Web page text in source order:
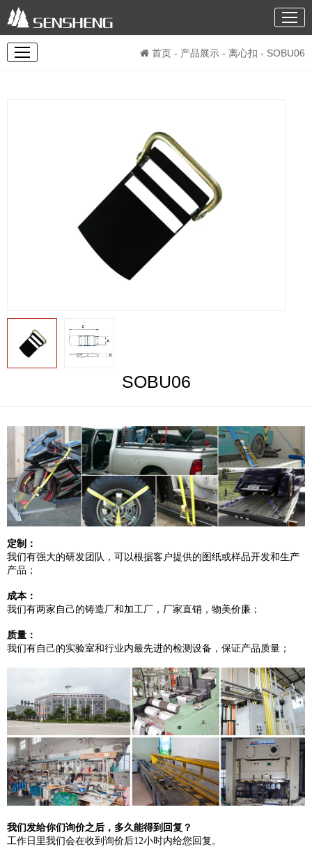
首页 - 产品展示 - 离心扣 - SOBU06
SOBU06
定制：
我们有强大的研发团队，可以根据客户提供的图纸或样品开发和生产
产品；
成本：
我们有两家自己的铸造厂和加工厂，厂家直销，物美价廉；
质量：
我们有自己的实验室和行业内最先进的检测设备，保证产品质量；
我们发给你们询价之后，多久能得到回复？
工作日里我们会在收到询价后12小时内给您回复。